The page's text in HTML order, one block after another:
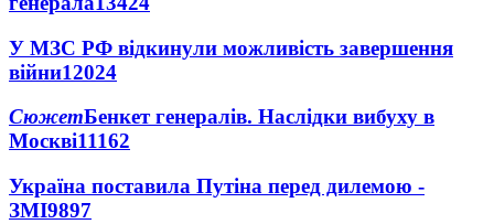
У МЗС РФ відкинули можливість завершення
війни12024
СюжетБенкет генералів. Наслідки вибуху в
Москві11162
Україна поставила Путіна перед дилемою -
ЗМІ9897